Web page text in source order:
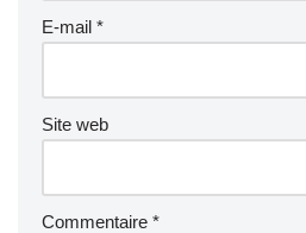
E-mail *
Site web
Commentaire *